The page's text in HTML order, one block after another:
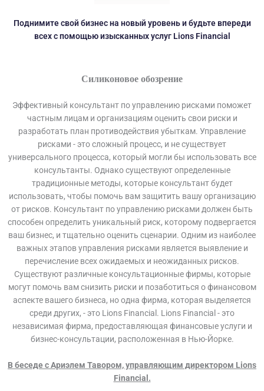
Поднимите свой бизнес на новый уровень и будьте впереди
всех с помощью изысканных услуг Lions Financial
Силиконовое обозрение
Эффективный консультант по управлению рисками поможет
частным лицам и организациям оценить свои риски и
разработать план противодействия убыткам. Управление
рисками - это сложный процесс, и не существует
универсального процесса, который могли бы использовать все
консультанты. Однако существуют определенные
традиционные методы, которые консультант будет
использовать, чтобы помочь вам защитить вашу организацию
от рисков. Консультант по управлению рисками должен быть
способен определить уникальный риск, которому подвергается
ваш бизнес, и тщательно оценить сценарии. Одним из наиболее
важных этапов управления рисками является выявление и
перечисление всех ожидаемых и неожиданных рисков.
Существуют различные консультационные фирмы, которые
могут помочь вам снизить риски и позаботиться о финансовом
аспекте вашего бизнеса, но одна фирма, которая выделяется
среди других, - это Lions Financial. Lions Financial - это
независимая фирма, предоставляющая финансовые услуги и
бизнес-консультации, расположенная в Нью-Йорке.
В беседе с Ариэлем Тавором, управляющим директором Lions
Financial.